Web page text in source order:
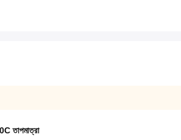
তাপমাত্রা